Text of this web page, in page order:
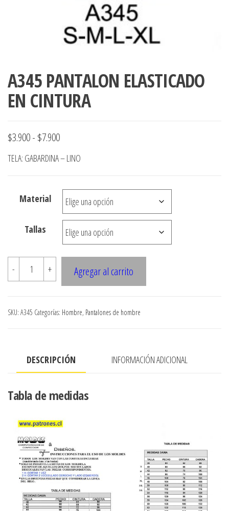
A345 PANTALON ELASTICADO
EN CINTURA
$3.900- $7.900Rango
de
desde
$3.900
hasta
$7.900
TELA: GABARDINA – LINO
Material
Tallas
-
A345
PANTALON
EN
CINTURA
+ Agregar al carrito
SKU: A345 Categorías: Hombre, Pantalones de hombre
DESCRIPCIÓN INFORMACIÓN ADICIONAL
Tabla de medidas